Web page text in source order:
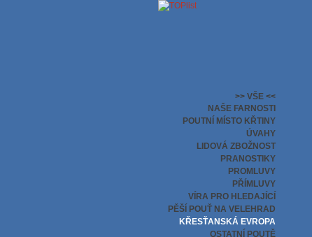
>> VŠE <<
NAŠE FARNOSTI
POUTNÍ MÍSTO KŘTINY
ÚVAHY
LIDOVÁ ZBOŽNOST
PRANOSTIKY
PROMLUVY
PŘÍMLUVY
VÍRA PRO HLEDAJÍCÍ
PĚŠÍ POUŤ NA VELEHRAD
KŘESŤANSKÁ EVROPA
OSTATNÍ POUTĚ